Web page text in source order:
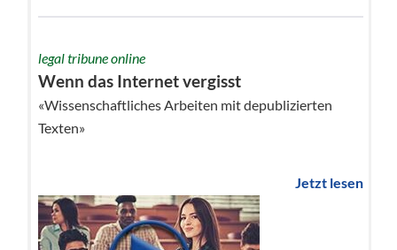
legal tribune online
Wenn das Internet vergisst
«Wissenschaftliches Arbeiten mit depublizierten
Texten»
Jetzt lesen